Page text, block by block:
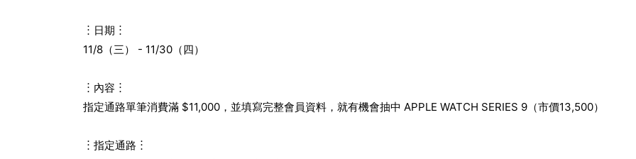
︙ 日期 ︙
11/8（三） - 11/30（四）
︙ 內容 ︙
指定通路單筆消費滿 $11,000，並填寫完整會員資料， 就有機會抽中 APPLE WATCH SERIES 9（市價13,500）
︙ 指定通路 ︙